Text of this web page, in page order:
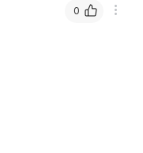
0